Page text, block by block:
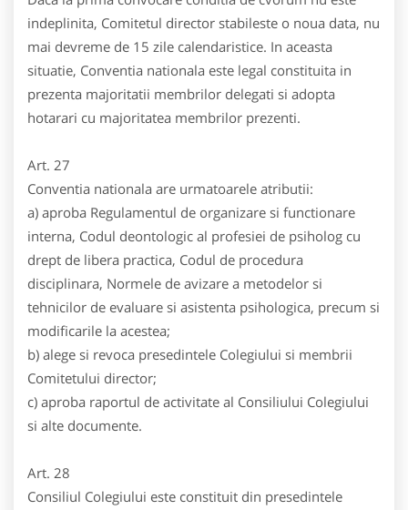
indeplinita, Comitetul director stabileste o noua data, nu
mai devreme de 15 zile calendaristice. In aceasta
situatie, Conventia nationala este legal constituita in
prezenta majoritatii membrilor delegati si adopta
hotarari cu majoritatea membrilor prezenti.
Art. 27
Conventia nationala are urmatoarele atributii:
a) aproba Regulamentul de organizare si functionare
interna, Codul deontologic al profesiei de psiholog cu
drept de libera practica, Codul de procedura
disciplinara, Normele de avizare a metodelor si
tehnicilor de evaluare si asistenta psihologica, precum si
modificarile la acestea;
b) alege si revoca presedintele Colegiului si membrii
Comitetului director;
c) aproba raportul de activitate al Consiliului Colegiului
si alte documente.
Art. 28
Consiliul Colegiului este constituit din presedintele